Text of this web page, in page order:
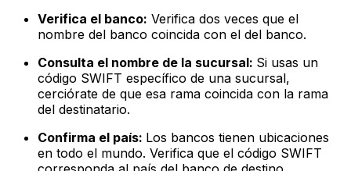
Verifica el banco: Verifica dos veces que el
nombre del banco coincida con el del banco.
Consulta el nombre de la sucursal: Si usas un
código SWIFT específico de una sucursal,
cerciórate de que esa rama coincida con la rama
del destinatario.
Confirma el país: Los bancos tienen ubicaciones
en todo el mundo. Verifica que el código SWIFT